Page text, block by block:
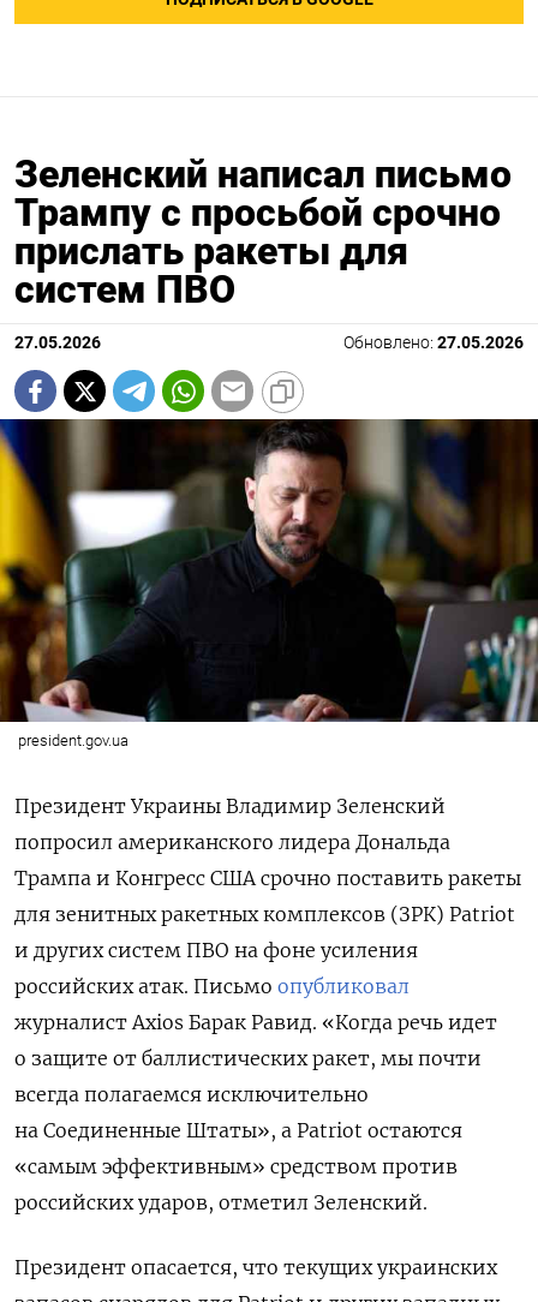
Зеленский написал письмо
Трампу с просьбой срочно
прислать ракеты для
систем ПВО
27.05.2026 Обновлено: 27.05.2026
president.gov.ua
Президент Украины Владимир Зеленский
попросил американского лидера Дональда
Трампа и Конгресс США срочно поставить ракеты
для зенитных ракетных комплексов (ЗРК) Patriot
и других систем ПВО на фоне усиления
российских атак. Письмо опубликовал
журналист Axios Барак Равид. «Когда речь идет
о защите от баллистических ракет, мы почти
всегда полагаемся исключительно
на Соединенные Штаты», а Patriot остаются
«самым эффективным» средством против
российских ударов, отметил Зеленский.
Президент опасается, что текущих украинских